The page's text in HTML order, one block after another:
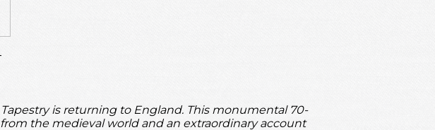
is returning to England. This monumental 70-
the medieval world and an extraordinary account